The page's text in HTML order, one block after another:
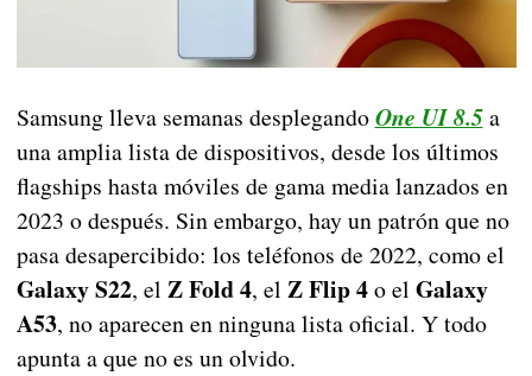
Samsung lleva semanas desplegandoOne UI 8.5a
una amplia lista de dispositivos, desde los últimos
flagships hasta móviles de gama media lanzados en
2023 o después. Sin embargo, hay un patrón que no
pasa desapercibido: los teléfonos de 2022, como el
Galaxy S22, el Z Fold 4, el Z Flip 4o el Galaxy
A53, no aparecen en ninguna lista oficial. Y todo
apunta a que no es un olvido.